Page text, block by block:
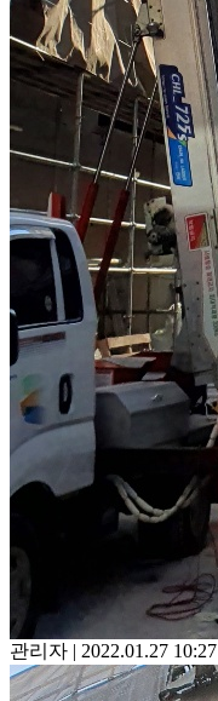
관리자 | 2022.01.27 10:27